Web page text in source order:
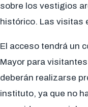
sobre los vestigios
histórico. Las visitas
El acceso tendrá un
Mayor para
deberán realizarse
instituto, ya que no